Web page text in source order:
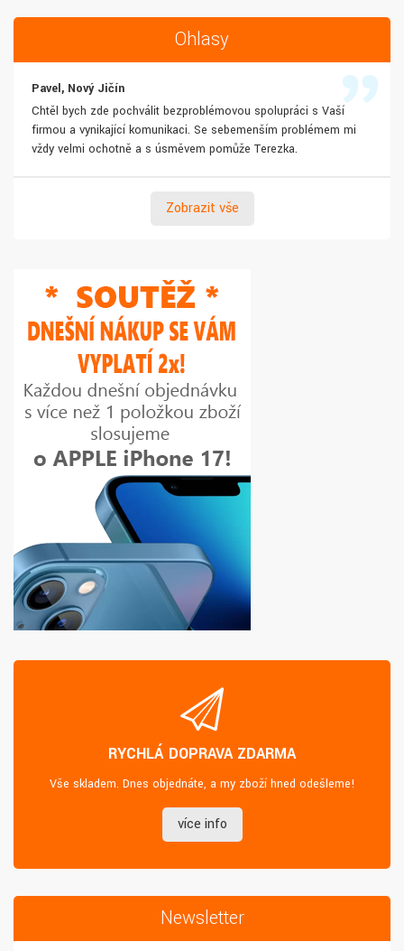
Ohlasy
Pavel, Nový Jičín
Chtěl bych zde pochválit bezproblémovou spolupráci s Vaší
firmou a vynikající komunikaci. Se sebemenším problémem mi
vždy velmi ochotně a s úsměvem pomůže Terezka.
Zobrazit vše
RYCHLÁ DOPRAVA ZDARMA
Vše skladem. Dnes objednáte, a my zboží hned odešleme!
více info
Newsletter